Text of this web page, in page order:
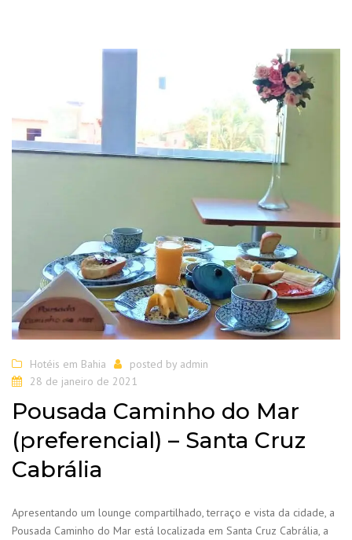
Hotéis em Bahia posted by admin
28 de janeiro de 2021
Pousada Caminho do Mar
(preferencial) – Santa Cruz
Cabrália
Apresentando um lounge compartilhado, terraço e vista da cidade, a
Pousada Caminho do Mar está localizada em Santa Cruz Cabrália, a